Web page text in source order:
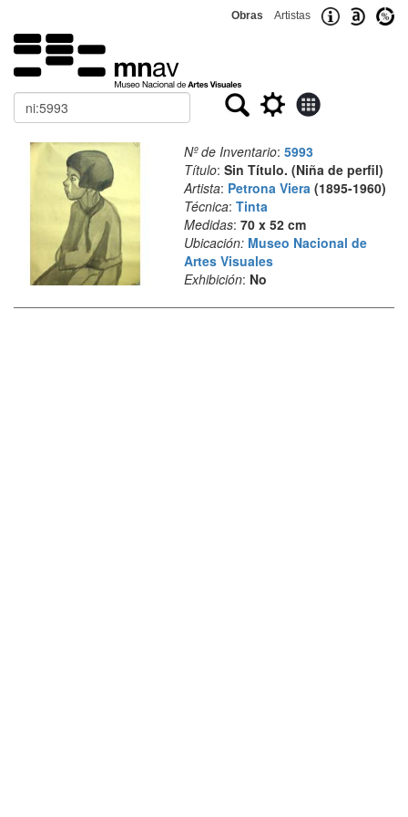
Obras Artistas
Buscar
Nº de Inventario: 5993
Título: Sin Título. (Niña de perfil)
Artista: Petrona Viera(1895-1960)
Técnica: Tinta
Medidas: 70 x 52 cm
Ubicación: Museo Nacional de
Artes Visuales
Exhibición: No